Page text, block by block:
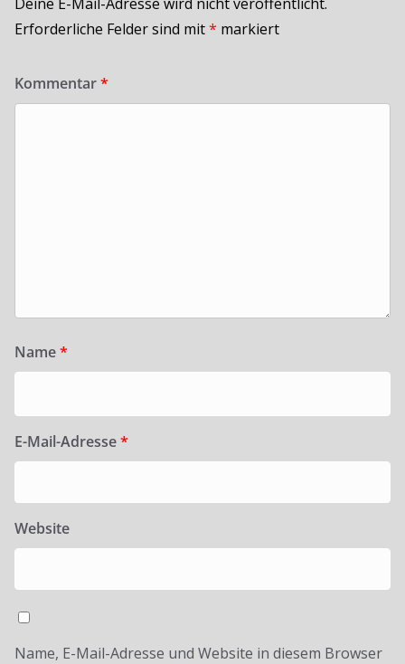
Erforderliche Felder sind mit* markiert
Kommentar*
Name*
E-Mail-Adresse*
Website
Name, E-Mail-Adresse und Website in diesem Browser